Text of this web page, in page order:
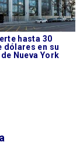
hasta 30
dólares en su
Nueva York